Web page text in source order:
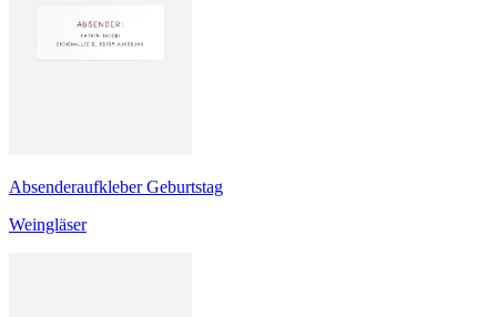
Absenderaufkleber Geburtstag
Weingläser